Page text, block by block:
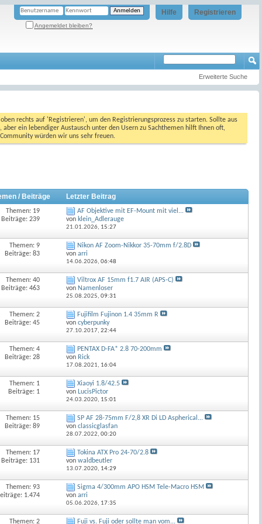
Registrieren
Hilfe
Angemeldet bleiben?
Erweiterte Suche
rechts auf 'Registrieren', um den Registrierungsprozess zu starten. Sollte aus
ein lebendiger Austausch unter den Usern zu Sachthemen hilft Ihnen oft,
würden wir uns sehr freuen.
/ Beiträge Letzter Beitrag
Themen: 19
Beiträge: 239
AF Objektive mit EF-Mount mit viel...
von klein_Adlerauge
21.01.2026, 15:27
Themen: 9
Beiträge: 83
Nikon AF Zoom-Nikkor 35-70mm f/2.8D
vonarri
14.06.2026,06:48
Themen: 40
Beiträge: 463
Viltrox AF 15mm f1.7 AIR (APS-C)
von Namenloser
25.08.2025,09:31
Themen: 2
Beiträge: 45
Fujifilm Fujinon 1.4 35mm R
voncyberpunky
27.10.2017,22:44
Themen: 4
Beiträge: 28
PENTAX D-FA* 2.8 70-200mm
von Rick
17.08.2021, 16:04
Themen: 1
Beiträge: 1
Xiaoyi 1.8/42.5
von LucisPictor
24.03.2020, 15:01
Themen: 15
Beiträge: 89
SP AF 28-75mm F/2,8 XR Di LD Aspherical...
vonclassicglasfan
28.07.2022,00:20
Themen: 17
Beiträge: 131
Tokina ATX Pro 24-70/2.8
vonwaldbeutler
13.07.2020, 14:29
Themen: 93
1.474
Sigma 4/300mm APO HSM Tele-Macro HSM
vonarri
05.06.2026, 17:35
Themen: 2 Fuji vs. Fuji oder sollte man vom...